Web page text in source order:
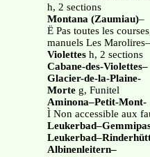
h, 2 sections
Montana (Zaumiau)–
Ë Pas toutes les
manuels Les Marolires–
Violettes h, 2 sections
Cabane-des-Violettes–
Glacier-de-la-Plaine-
Morte g, Funitel
Aminona–Petit-Mont-
Ì Non accessible aux
Albinenleitern–